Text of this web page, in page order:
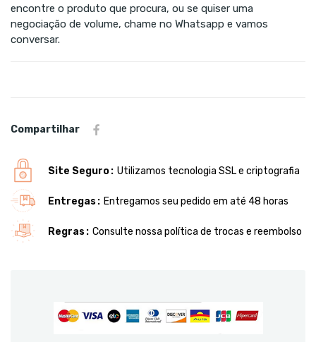
encontre o produto que procura, ou se quiser uma
negociação de volume, chame no Whatsapp e vamos
conversar.
Compartilhar
Site Seguro Utilizamos tecnologia SSL e criptografia
Entregas Entregamos seu pedido em até 48 horas
Regras Consulte nossa política de trocas e reembolso